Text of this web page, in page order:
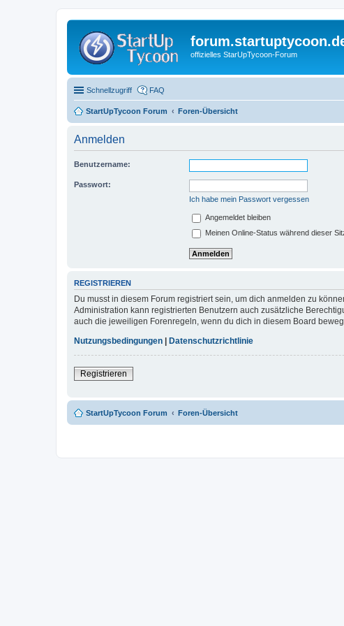
offizielles StarUpTycoon-Forum
Schnellzugriff FAQ
StartUpTycoon Forum Foren-Übersicht
Anmelden
Benutzername:
Passwort:
Ich habe mein Passwort vergessen
Angemeldet bleiben
Meinen Online-Status während dieser
REGISTRIEREN
Du musst in diesem Forum registriert sein, um dich anmelden zu
Administration kann registrierten Benutzern auch zusätzliche
auch die jeweiligen Forenregeln, wenn du dich in diesem Board
Nutzungsbedingungen
Datenschutzrichtlinie
Registrieren
StartUpTycoon Forum Foren-Übersicht